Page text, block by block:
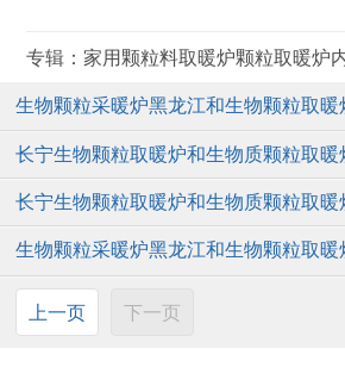
生物颗粒采暖炉黑龙江和生物颗粒取暖
长宁生物颗粒取暖炉和生物质颗粒取暖
长宁生物颗粒取暖炉和生物质颗粒取暖
生物颗粒采暖炉黑龙江和生物颗粒取暖
上一页 下一页